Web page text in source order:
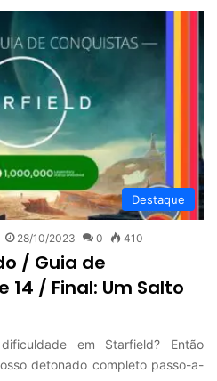
Destaque
28/10/2023 0 410
/ Guia de
/ Final: Um Salto
em Starfield? Então
detonado completo passo-a-